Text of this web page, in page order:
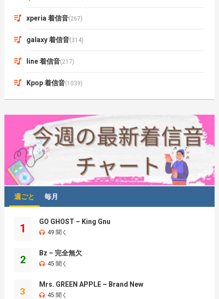
xperia 着信音(267)
galaxy 着信音(314)
line 着信音(217)
Kpop 着信音(1039)
週ごと 毎月
1
GO GHOST – King Gnu
49 聞く
2
Bz – 完全無欠
45 聞く
3
Mrs. GREEN APPLE – Brand New
45 聞く